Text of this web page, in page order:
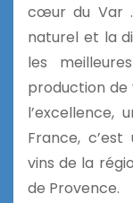
cœur du Var
naturel et la
les
production de
l’excellence,
France,
vins de la
de Provence.